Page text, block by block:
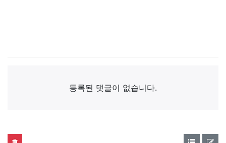
등록된 댓글이 없습니다.